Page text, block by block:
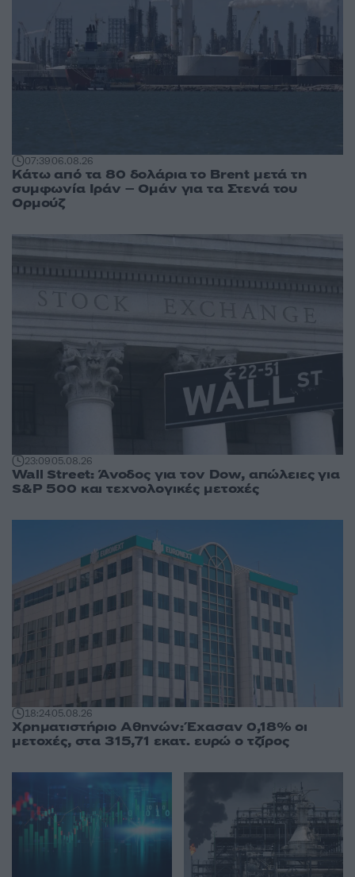
07:3906.08.26
Κάτω από τα 80 δολάρια το Brent μετά τη
συμφωνία Ιράν – Ομάν για τα Στενά του
Ορμούζ
23:0905.08.26
Wall Street: Άνοδος για τον Dow, απώλειες για
S&P 500 και τεχνολογικές μετοχές
18:2405.08.26
Χρηματιστήριο Αθηνών: Έχασαν 0,18% οι
μετοχές, στα 315,71 εκατ. ευρώ ο τζίρος